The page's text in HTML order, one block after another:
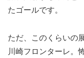
たゴールです。
ただ、このくらいの
川崎フロンターレ。